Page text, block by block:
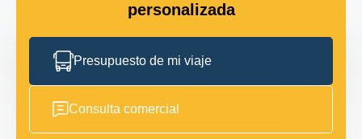
personalizada
Presupuesto de mi viaje
Consulta comercial